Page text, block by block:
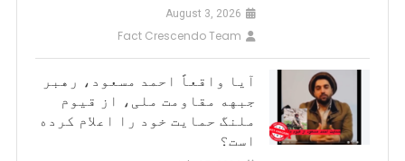
August 3, 2026
Fact Crescendo Team
آیا واقعاً احمد مسعود، رهبر
جبهه مقاومت ملی، از قیوم
ملنگ حمایت خود را اعلام کرده
است؟